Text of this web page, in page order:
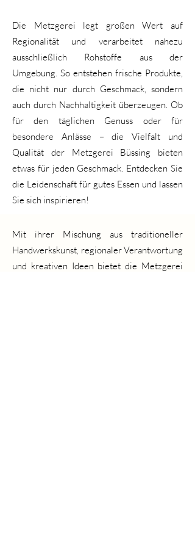
Die Metzgerei legt großen Wert auf
Regionalität und verarbeitet nahezu
ausschließlich Rohstoffe aus der
Umgebung. So entstehen frische Produkte,
die nicht nur durch Geschmack, sondern
auch durch Nachhaltigkeit überzeugen. Ob
für den täglichen Genuss oder für
besondere Anlässe – die Vielfalt und
Qualität der Metzgerei Büssing bieten
etwas für jeden Geschmack. Entdecken Sie
die Leidenschaft für gutes Essen und lassen
Sie sich inspirieren!
Mit ihrer Mischung aus traditioneller
Handwerkskunst, regionaler Verantwortung
und kreativen Ideen bietet die Metzgerei